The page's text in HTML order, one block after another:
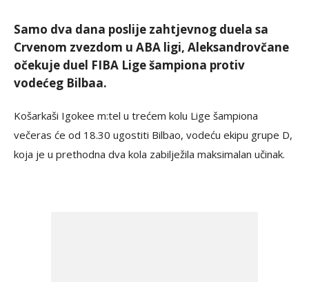
Samo dva dana poslije zahtjevnog duela sa
Crvenom zvezdom u ABA ligi, Aleksandrovčane
očekuje duel FIBA Lige šampiona protiv
vodećeg Bilbaa.
Košarkaši Igokee m:tel u trećem kolu Lige šampiona
večeras će od 18.30 ugostiti Bilbao, vodeću ekipu grupe D,
koja je u prethodna dva kola zabilježila maksimalan učinak.